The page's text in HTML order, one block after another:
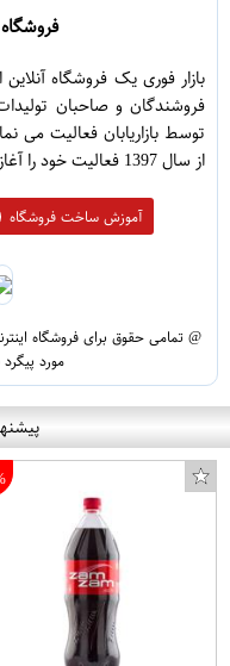
فروشگاه
بازار فوری یک فروشگاه
فروشندگان و صاحبان
توسط بازاریابان فعالیت می
از سال 1397 فعالیت خود را آغاز نموده است.
آموزش ساخت فروشگاه
@ تمامی حقوق برای فروشگاه
مورد